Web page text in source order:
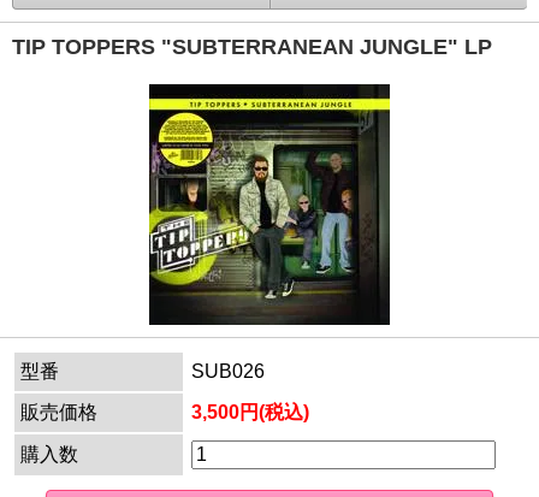
TIP TOPPERS "SUBTERRANEAN JUNGLE" LP
型番
SUB026
販売価格
3,500円(税込)
購入数